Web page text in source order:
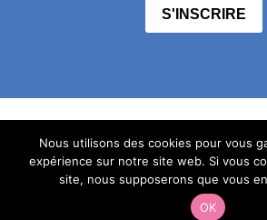
S'INSCRIRE
mentions légales
politique de
Nous utilisons des cookies pour vous
expérience sur notre site web. Si vous
site, nous supposerons que vous
OK